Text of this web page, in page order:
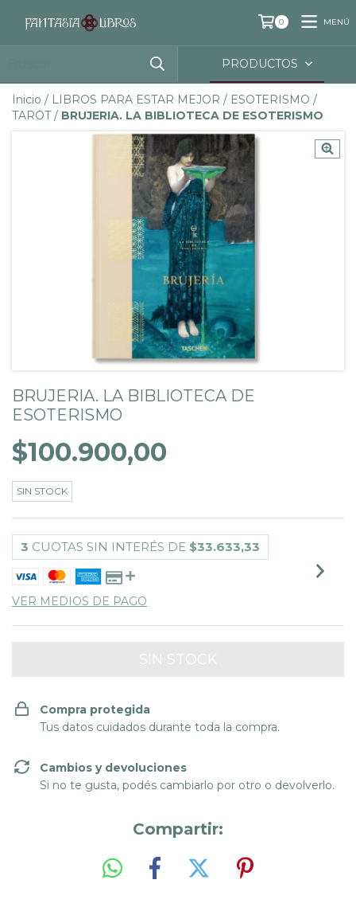
0 MENÚ
PRODUCTOS
Inicio / LIBROS PARA ESTAR MEJOR / ESOTERISMO /
TAROT / BRUJERIA. LA BIBLIOTECA DE ESOTERISMO
BRUJERIA. LA BIBLIOTECA DE
ESOTERISMO
$100.900,00
SIN STOCK
3 CUOTAS SIN INTERÉS DE $33.633,33
VER MEDIOS DE PAGO
Compra protegida
Tus datos cuidados durante toda la compra.
Cambios y devoluciones
Si no te gusta, podés cambiarlo por otro o devolverlo.
Compartir: